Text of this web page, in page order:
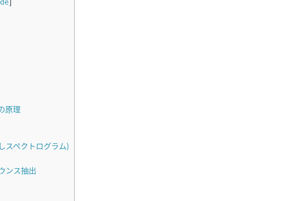
原理
スペクトログラム)
ンス抽出